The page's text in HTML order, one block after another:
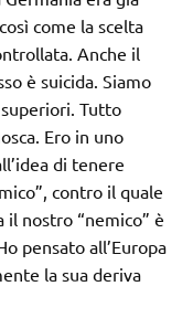
come la scelta
Anche il
è suicida. Siamo
Tutto
Ero in uno
di tenere
contro il quale
nostro “nemico” è
pensato all’Europa
la sua deriva